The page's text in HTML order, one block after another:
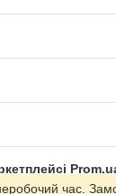
час.